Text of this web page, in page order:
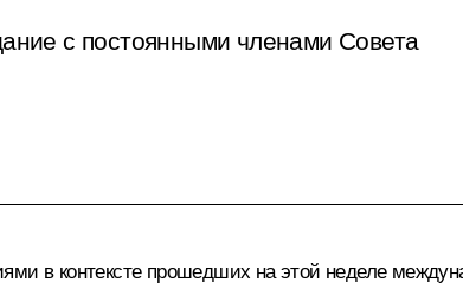
с постоянными членами Совета
в контексте прошедших на этой неделе